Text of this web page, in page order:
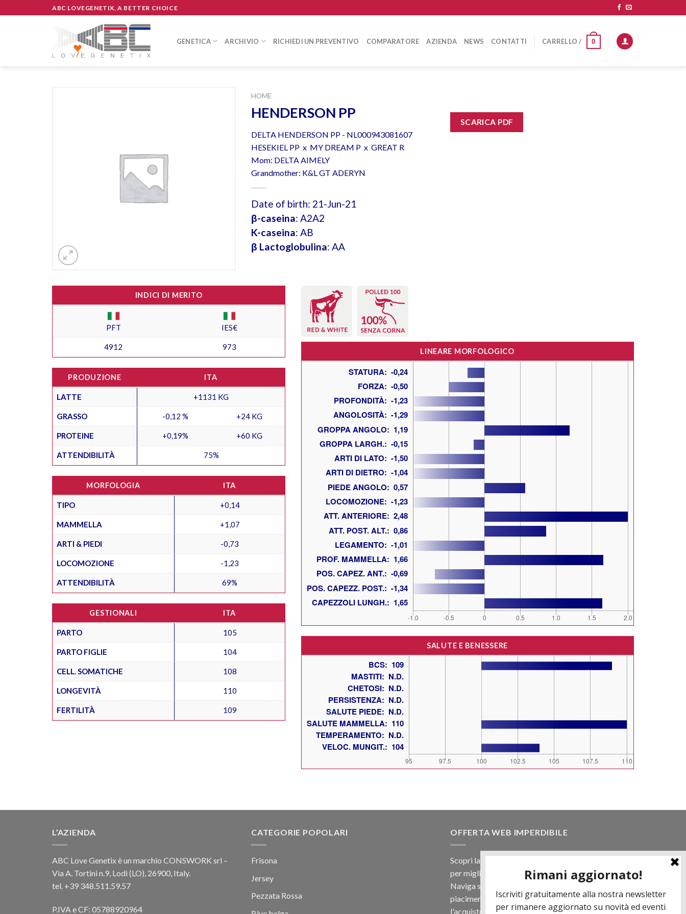
to
ABC LOVEGENETIX, A BETTER CHOICE
GENETICA ARCHIVIO RICHIEDI UN PREVENTIVO COMPARATORE AZIENDA NEWS CONTATTI CARRELLO / 0
HOME
HENDERSON PP
DELTA HENDERSON PP - NL000943081607
HESEKIEL PP x MY DREAM P x GREAT R
Mom: DELTA AIMELY
Grandmother: K&L GT ADERYN
Date of birth: 21-Jun-21
β-caseina: A2A2
K-caseina: AB
β Lactoglobulina: AA
SCARICA PDF
INDICI DI MERITO
PFT IES€
4912 973
PRODUZIONE ITA
LATTE +1131 KG
GRASSO -0,12 % +24 KG
PROTEINE +0,19% +60 KG
ATTENDIBILITÀ 75%
MORFOLOGIA ITA
TIPO +0,14
MAMMELLA +1,07
ARTI & PIEDI -0,73
LOCOMOZIONE -1,23
ATTENDIBILITÀ 69%
GESTIONALI ITA
PARTO 105
PARTO FIGLIE 104
CELL. SOMATICHE 108
LONGEVITÀ 110
FERTILITÀ 109
LINEARE MORFOLOGICO
SALUTE E BENESSERE
L’AZIENDA
ABC Love Genetix è un marchio CONSWORK srl –
Via A. Tortini n.9, Lodi (LO), 26900, Italy.
tel. +39 348.511.59.57
P.IVA e CF: 05788920964
CATEGORIE POPOLARI
Frisona
Jersey
Pezzata Rossa
OFFERTA WEB IMPERDIBILE
Scopri la nostra offerta web! Un prezzo mai visto,
per migliaia di prodotti.
Naviga sul sito e scegli il tuo toro filtrando a
piacimento e scopri quanto può essere vantaggioso
l'acquisto online.